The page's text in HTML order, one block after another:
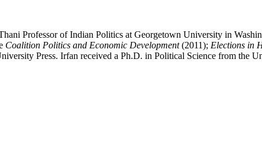
Professor of Indian Politics at Georgetown University in
Coalition Politics and Economic Development(2011); Elections in
Press. Irfan received a Ph.D. in Political Science from the